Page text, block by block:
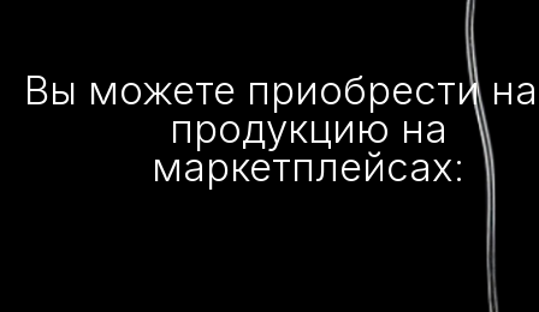
Вы можете приобрести
продукцию на
маркетплейсах: